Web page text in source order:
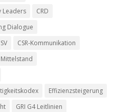
Leaders
CRD
Dialogue
CSR-Kommunikation
Mittelstand
Effizienzsteigerung
GRI G4 Leitlinien